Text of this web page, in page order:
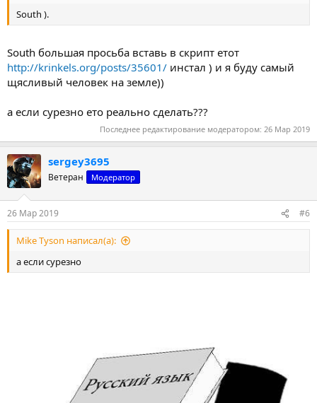
South ).
South большая просьба вставь в скрипт етот
http://krinkels.org/posts/35601/ инстал ) и я буду самый
щясливый человек на земле))
а если сурезно ето реально сделать???
Последнее редактирование модератором: 26 Мар 2019
sergey3695
Ветеран Модератор
26 Мар 2019 #6
Mike Tyson написал(а):
а если сурезно